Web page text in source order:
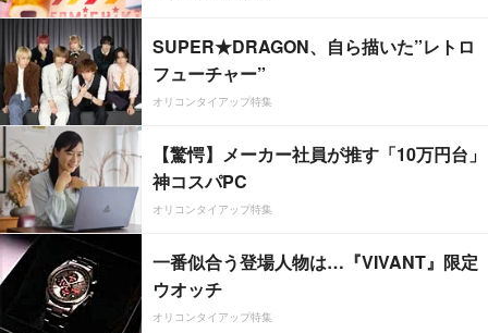
SUPER★DRAGON、自ら描いた”レトロ
フューチャー”
オリコンタイアップ特集
【驚愕】メーカー社員が推す「10万円台」
神コスパPC
オリコンタイアップ特集
一番似合う登場人物は…『VIVANT』限定
ウオッチ
オリコンタイアップ特集